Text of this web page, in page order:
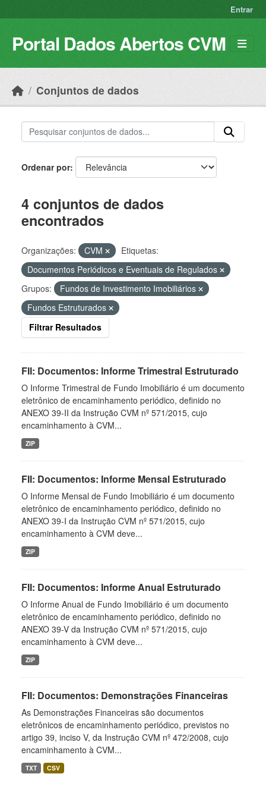
Entrar
Portal Dados Abertos CVM
Conjuntos de dados
Ordenar por
4 conjuntos de dados
encontrados
Organizações: CVM
Etiquetas:
Documentos Periódicos e Eventuais de Regulados
Grupos:
Fundos de Investimento Imobiliários
Fundos Estruturados
Filtrar Resultados
FII: Documentos: Informe Trimestral Estruturado
O Informe Trimestral de Fundo Imobiliário é um documento
eletrônico de encaminhamento periódico, definido no
ANEXO 39-II da Instrução CVM nº 571/2015, cujo
encaminhamento à CVM...
ZIP
FII: Documentos: Informe Mensal Estruturado
O Informe Mensal de Fundo Imobiliário é um documento
eletrônico de encaminhamento periódico, definido no
ANEXO 39-I da Instrução CVM nº 571/2015, cujo
encaminhamento à CVM deve...
ZIP
FII: Documentos: Informe Anual Estruturado
O Informe Anual de Fundo Imobiliário é um documento
eletrônico de encaminhamento periódico, definido no
ANEXO 39-V da Instrução CVM nº 571/2015, cujo
encaminhamento à CVM deve...
ZIP
FII: Documentos: Demonstrações Financeiras
As Demonstrações Financeiras são documentos
eletrônicos de encaminhamento periódico, previstos no
artigo 39, inciso V, da Instrução CVM nº 472/2008, cujo
encaminhamento à CVM...
TXT CSV